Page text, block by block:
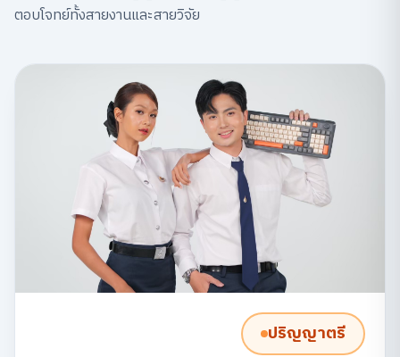
ตอบโจทย์ทั้งสายงานและสายวิจัย
ปริญญาตรี